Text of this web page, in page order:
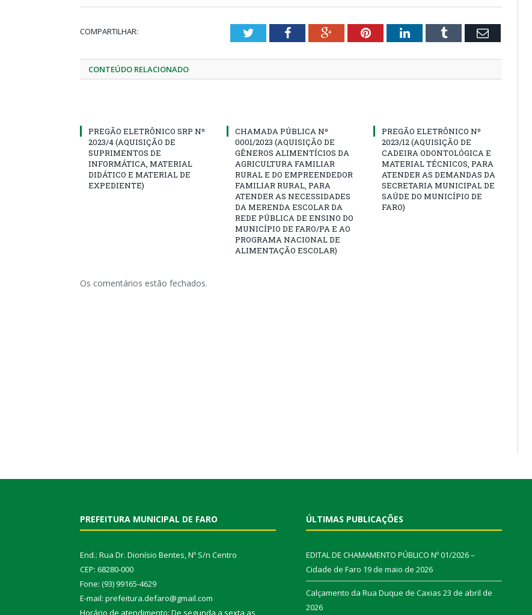
COMPARTILHAR: TwitterFacebookGoogle+PinterestLinkedInTumblr Email
CONTEÚDO RELACIONADO
PREGÃO ELETRÔNICO SRP Nº
2023/4 (AQUISIÇÃO DE
SUPRIMENTOS DE
INFORMÁTICA, MATERIAL
DIDÁTICO E MATERIAL DE
EXPEDIENTE)
CHAMADA PÚBLICA Nº
0001/2023 (AQUISIÇÃO DE
GÊNEROS ALIMENTÍCIOS DA
AGRICULTURA FAMILIAR
RURAL E DO EMPREENDEDOR
FAMILIAR RURAL, PARA
ATENDER AS NECESSIDADES
DA MERENDA ESCOLAR DA
REDE PÚBLICA DE ENSINO DO
MUNICÍPIO DE FARO/PA E AO
PROGRAMA NACIONAL DE
ALIMENTAÇÃO ESCOLAR)
PREGÃO ELETRÔNICO Nº
2023/12 (AQUISIÇÃO DE
CADEIRA ODONTOLÓGICA E
MATERIAL TÉCNICOS, PARA
ATENDER AS DEMANDAS DA
SECRETARIA MUNICIPAL DE
SAÚDE DO MUNICÍPIO DE
FARO)
Os comentários estão fechados.
PREFEITURA MUNICIPAL DE FARO
End.: Rua Dr. Dionísio Bentes, Nº S/n Centro
CEP: 68280-000
Fone: (93) 99165-4629
E-mail: prefeitura.defaro@gmail.com
Horário de atendimento: De segunda a sexta as
ÚLTIMAS PUBLICAÇÕES
EDITAL DE CHAMAMENTO PÚBLICO Nº 01/2026 –
Cidade de Faro 19 de maio de 2026
Calçamento da Rua Duque de Caxias 23 de abril de
2026